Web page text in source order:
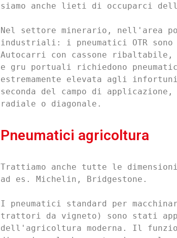
siamo anche lieti di occuparci
Nel settore minerario, nell'area
industriali: i pneumatici OTR
Autocarri con cassone ribaltabile,
e gru portuali richiedono
estremamente elevata agli
seconda del campo di
radiale o diagonale.
Pneumatici agricoltura
Trattiamo anche tutte le
ad es. Michelin, Bridgestone.
I pneumatici standard per
trattori da vigneto) sono stati
dell'agricoltura moderna. Il